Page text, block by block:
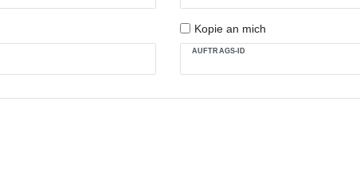
Kopie an mich
AUFTRAGS-ID